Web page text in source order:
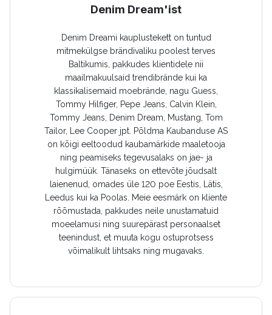
Denim Dream'ist
Denim Dreami kauplustekett on tuntud
mitmekülgse brändivaliku poolest terves
Baltikumis, pakkudes klientidele nii
maailmakuulsaid trendibrände kui ka
klassikalisemaid moebrände, nagu Guess,
Tommy Hilfiger, Pepe Jeans, Calvin Klein,
Tommy Jeans, Denim Dream, Mustang, Tom
Tailor, Lee Cooper jpt. Põldma Kaubanduse AS
on kõigi eeltoodud kaubamärkide maaletooja
ning peamiseks tegevusalaks on jae- ja
hulgimüük. Tänaseks on ettevõte jõudsalt
laienenud, omades üle 120 poe Eestis, Lätis,
Leedus kui ka Poolas. Meie eesmärk on kliente
rõõmustada, pakkudes neile unustamatuid
moeelamusi ning suurepärast personaalset
teenindust, et muuta kogu ostuprotsess
võimalikult lihtsaks ning mugavaks.